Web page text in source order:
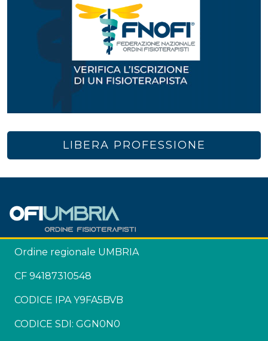
LIBERA PROFESSIONE
Ordine regionale UMBRIA
CF 94187310548
CODICE IPA Y9FA5BVB
CODICE SDI: GGN0N0